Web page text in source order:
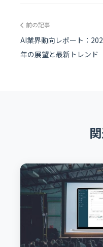
前の記事
AI業界動向レポート：
年の展望と最新トレンド